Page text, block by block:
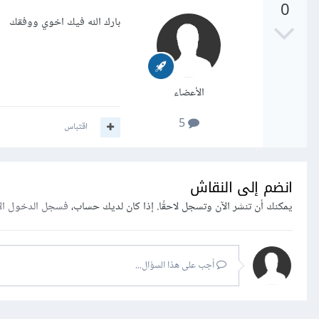
0
الأعضاء
5
بارك الله فيك اخوي ووفقك
اقتباس
انضم إلى النقاش
يمكنك أن تنشر الآن وتسجل لاحقًا. إذا كان لديك حساب،فسجل الدخول
أجب على هذا السؤال...